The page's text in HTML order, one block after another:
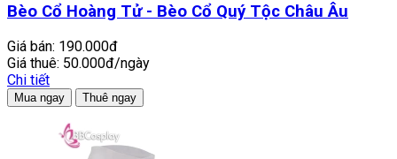
Bèo Cổ Hoàng Tử - Bèo Cổ Quý Tộc Châu Âu
Giá bán: 190.000đ
Giá thuê: 50.000đ/ngày
Chi tiết
Mua ngay Thuê ngay